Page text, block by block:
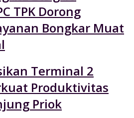
TPK Dorong
Bongkar Muat
Terminal 2
Produktivitas
Priok